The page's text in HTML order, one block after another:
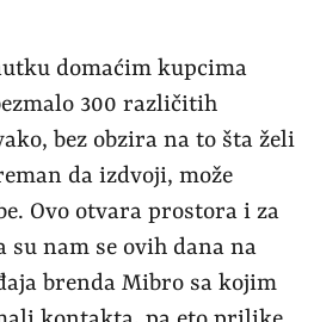
domaćim kupcima
300 različitih
bez obzira na to šta želi
da izdvoji, može
Ovo otvara prostora i za
su nam se ovih dana na
brenda Mibro sa kojim